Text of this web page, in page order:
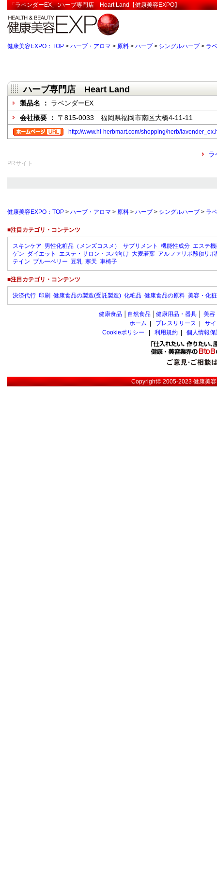
「ラベンダーEX」:ハーブ専門店 Heart Land【健康美容EXPO】
健康美容EXPO：TOP > ハーブ・アロマ > 原料 > ハーブ > シングルハーブ > ラ
ハーブ専門店 Heart Land
製品名 ： ラベンダーEX
会社概要 ： 〒815-0033 福岡県福岡市南区大橋4-11-11
http://www.hl-herbmart.com/shopping/herb/
ラ
PRサイト
健康美容EXPO：TOP > ハーブ・アロマ > 原料 > ハーブ > シングルハーブ > ラ
■注目カテゴリ・コンテンツ
スキンケア 男性化粧品（メンズコスメ） サプリメント 機能性成分 エステ
ゲン ダイエット エステ・サロン・スパ向け 大麦若葉 アルファリポ酸(αリポ
テイン ブルーベリー 豆乳 寒天 車椅子
■注目カテゴリ・コンテンツ
決済代行 印刷 健康食品の製造(受託製造) 化粧品 健康食品の原料 美容・化
健康食品 自然食品 健康用品・器具 美容
ホーム
プレスリリース
サ
Cookieポリシー
利用規約 個人情報
Copyright© 2005-2023健康美